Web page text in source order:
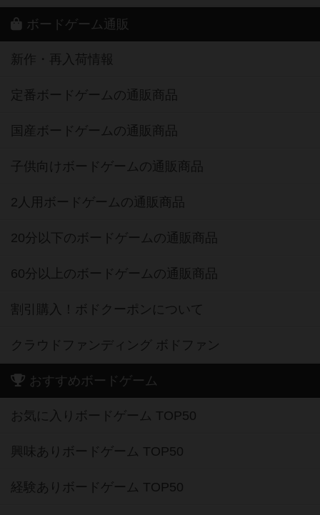
ボードゲーム通販
新作・再入荷情報
定番ボードゲームの通販商品
国産ボードゲームの通販商品
子供向けボードゲームの通販商品
2人用ボードゲームの通販商品
20分以下のボードゲームの通販商品
60分以上のボードゲームの通販商品
割引購入！ボドクーポンについて
クラウドファンディング ボドファン
おすすめボードゲーム
お気に入りボードゲーム TOP50
興味ありボードゲーム TOP50
経験ありボードゲーム TOP50